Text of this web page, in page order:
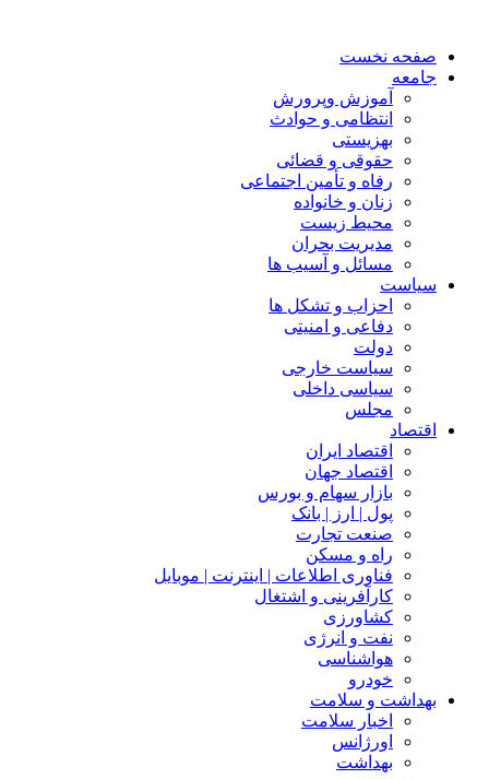
صفحه نخست
جامعه
آموزش وپرورش
انتظامی و حوادث
بهزیستی
حقوقی و قضائی
رفاه و تأمین اجتماعی
زنان و خانواده
محیط زیست
مدیریت بحران
مسائل و آسیب ها
سیاست
احزاب و تشکل ها
دفاعی و امنیتی
دولت
سیاست خارجی
سیاسی داخلی
مجلس
اقتصاد
اقتصاد ایران
اقتصاد جهان
بازار سهام و بورس
پول | ارز | بانک
صنعت تجارت
راه و مسکن
فناوری اطلاعات | اینترنت | موبایل
کارآفرینی و اشتغال
کشاورزی
نفت و انرژی
هواشناسی
خودرو
بهداشت و سلامت
اخبار سلامت
اورژانس
بهداشت